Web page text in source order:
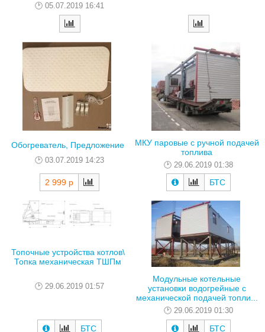
05.07.2019 16:41
Обогреватель, Предложение
03.07.2019 14:23
2 999 р
МКУ паровые с ручной подачей
топлива
29.06.2019 01:38
БТС
Топочные устройства котлов\
Топка механическая ТШПм
29.06.2019 01:57
БТС
Модульные котельные
установки водогрейные с
механической подачей топли...
29.06.2019 01:30
БТС